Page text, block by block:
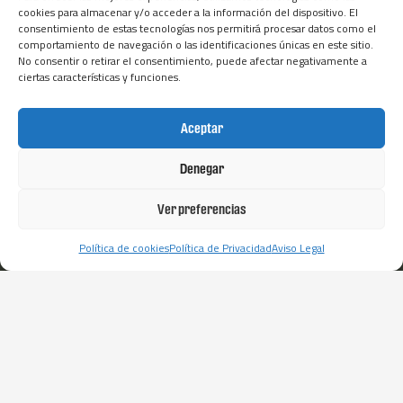
cookies para almacenar y/o acceder a la información del dispositivo. El
consentimiento de estas tecnologías nos permitirá procesar datos como el
comportamiento de navegación o las identificaciones únicas en este sitio.
No consentir o retirar el consentimiento, puede afectar negativamente a
ciertas características y funciones.
Aceptar
Denegar
Ver preferencias
Política de cookiesPolítica de PrivacidadAviso Legal
f
+34 974 401 336
Fax: (+34) 974 400 670
info@grupotatoma.com
TATOMA
Trabaja con nosotros
Grupo Tatoma
OTROS ENLACES
Aviso Legal
Política de Privacidad
Canal Ético